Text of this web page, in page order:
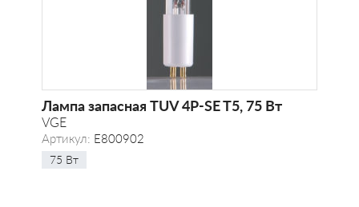
Лампа запасная TUV 4P-SE T5, 75 Вт
VGE
Артикул: E800902
75 Вт